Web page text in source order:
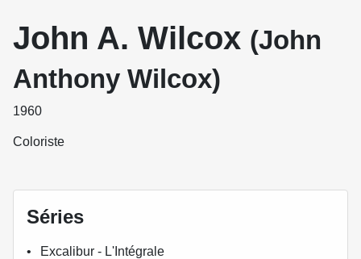
John A. Wilcox (John
Anthony Wilcox)
1960
Coloriste
Séries
Excalibur - L'Intégrale